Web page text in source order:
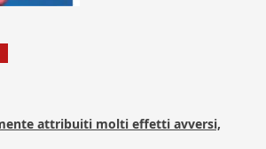
attribuiti molti effetti avversi,